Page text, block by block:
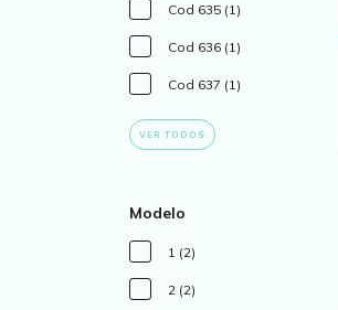
Cod 635 (1)
Cod 636 (1)
Cod 637 (1)
VER TODOS
Modelo
1 (2)
2 (2)